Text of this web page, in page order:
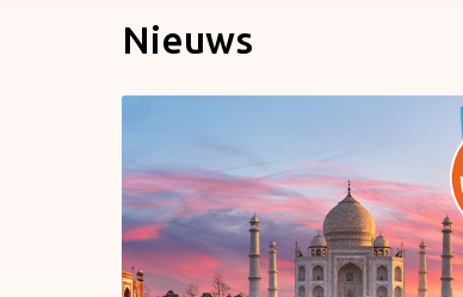
Nieuws